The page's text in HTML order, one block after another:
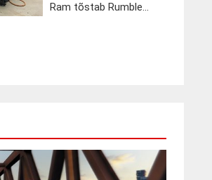
Ram tõstab Rumble...